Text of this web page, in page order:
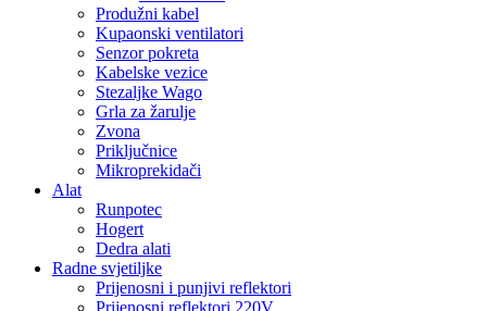
Produžni kabel
Kupaonski ventilatori
Senzor pokreta
Kabelske vezice
Stezaljke Wago
Grla za žarulje
Zvona
Priključnice
Mikroprekidači
Alat
Runpotec
Hogert
Dedra alati
Radne svjetiljke
Prijenosni i punjivi reflektori
Prijenosni reflektori 220V